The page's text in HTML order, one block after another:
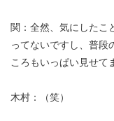
関：全然、気にしたこ
ってないですし、普段
ころもいっぱい見せて
木村：（笑）